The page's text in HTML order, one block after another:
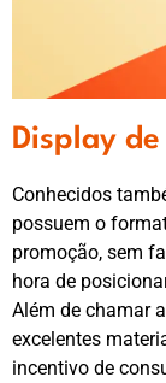
Display
Conhecidos
possuem o
promoção, sem
hora de
Além de chamar
excelentes
incentivo de